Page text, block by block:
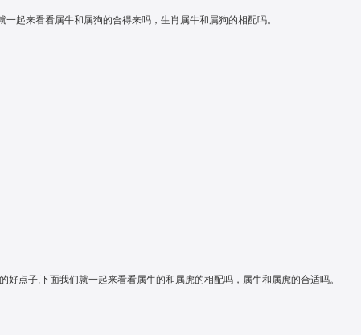
起来看看属牛和属狗的合得来吗，生肖属牛和属狗的相配吗。
点子,下面我们就一起来看看属牛的和属虎的相配吗，属牛和属虎的合适吗。